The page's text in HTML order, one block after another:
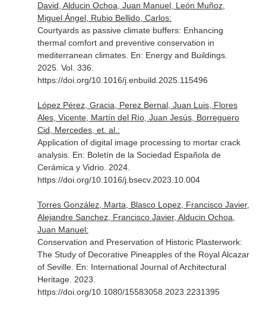
David, Alducin Ochoa, Juan Manuel, León Muñoz,
Miguel Ángel, Rubio Bellido, Carlos:
Courtyards as passive climate buffers: Enhancing
thermal comfort and preventive conservation in
mediterranean climates. En: Energy and Buildings.
2025. Vol. 336.
https://doi.org/10.1016/j.enbuild.2025.115496
López Pérez, Gracia, Perez Bernal, Juan Luis, Flores
Ales, Vicente, Martín del Río, Juan Jesús, Borreguero
Cid, Mercedes, et. al.:
Application of digital image processing to mortar crack
analysis. En: Boletín de la Sociedad Española de
Cerámica y Vidrio. 2024.
https://doi.org/10.1016/j.bsecv.2023.10.004
Torres González, Marta, Blasco Lopez, Francisco Javier,
Alejandre Sanchez, Francisco Javier, Alducin Ochoa,
Juan Manuel:
Conservation and Preservation of Historic Plasterwork:
The Study of Decorative Pineapples of the Royal Alcazar
of Seville. En: International Journal of Architectural
Heritage. 2023.
https://doi.org/10.1080/15583058.2023.2231395